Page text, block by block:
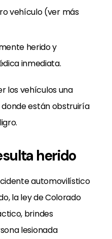
vehículo (ver más
herido y
inmediata.
los vehículos una
donde están obstruiría
herido
automovilístico
la ley de Colorado
brindes
lesionada